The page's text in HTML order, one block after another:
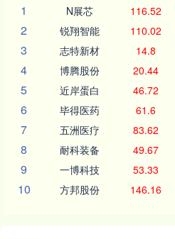
1
N展芯 116.52
2 锐翔智能 110.02
3 志特新材 14.8
4 博腾股份 20.44
5 近岸蛋白 46.72
6 毕得医药 61.6
7 五洲医疗 83.62
8 耐科装备 49.67
9 一博科技 53.33
10 方邦股份 146.16